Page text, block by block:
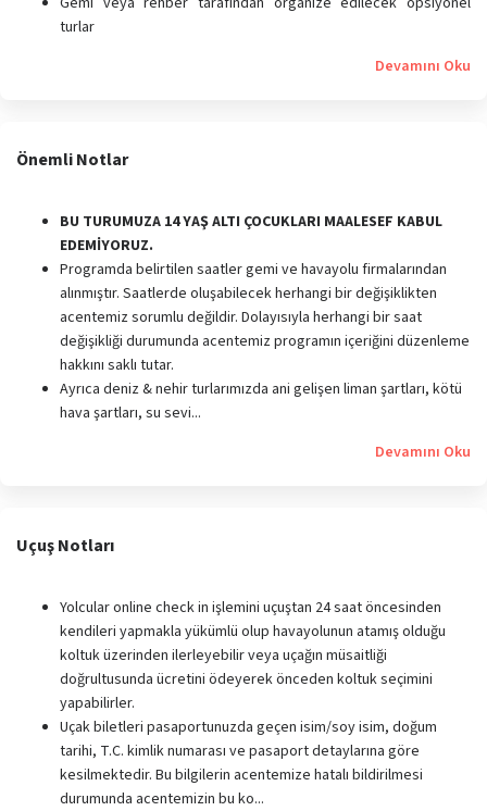
turlar
Devamını Oku
Önemli Notlar
BU TURUMUZA 14 YAŞ ALTI ÇOCUKLARI MAALESEF KABUL
EDEMİYORUZ.
Programda belirtilen saatler gemi ve havayolu firmalarından
alınmıştır. Saatlerde oluşabilecek herhangi bir değişiklikten
acentemiz sorumlu değildir. Dolayısıyla herhangi bir saat
değişikliği durumunda acentemiz programın içeriğini düzenleme
hakkını saklı tutar.
Ayrıca deniz & nehir turlarımızda ani gelişen liman şartları, kötü
hava şartları, su sevi...
Devamını Oku
Uçuş Notları
Yolcular online check in işlemini uçuştan 24 saat öncesinden
kendileri yapmakla yükümlü olup havayolunun atamış olduğu
koltuk üzerinden ilerleyebilir veya uçağın müsaitliği
doğrultusunda ücretini ödeyerek önceden koltuk seçimini
yapabilirler.
Uçak biletleri pasaportunuzda geçen isim/soy isim, doğum
tarihi, T.C. kimlik numarası ve pasaport detaylarına göre
kesilmektedir. Bu bilgilerin acentemize hatalı bildirilmesi
durumunda acentemizin bu ko...